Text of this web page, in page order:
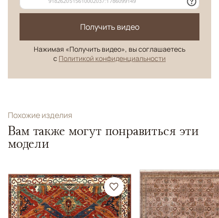
Получить видео
Нажимая «Получить видео», вы соглашаетесь
с Политикой конфиденциальности
Похожие изделия
Вам также могут понравиться эти
модели